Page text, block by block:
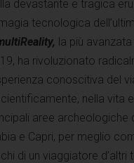
devastante e tragica
tecnologica
la più
ha rivoluzionato
conoscitiva del
nella vita
aree archeologiche
e Capri, per meglio
di un viaggiatore d’altri